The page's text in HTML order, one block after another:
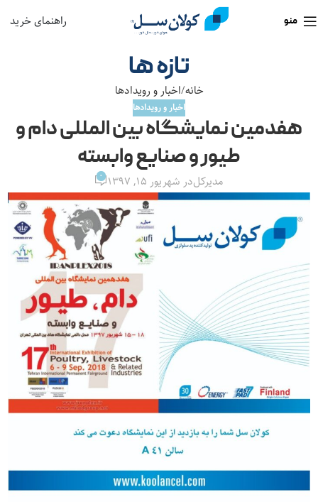
منو راهنمای خرید
تازه ها
خانه اخبار و رویدادها
اخبار و رویدادها
هفدمین نمایشگاه بین المللی دام و
طیور و صنایع وابسته
مدیرکلدر شهریور ۱۵, ۱۳۹۷ 0